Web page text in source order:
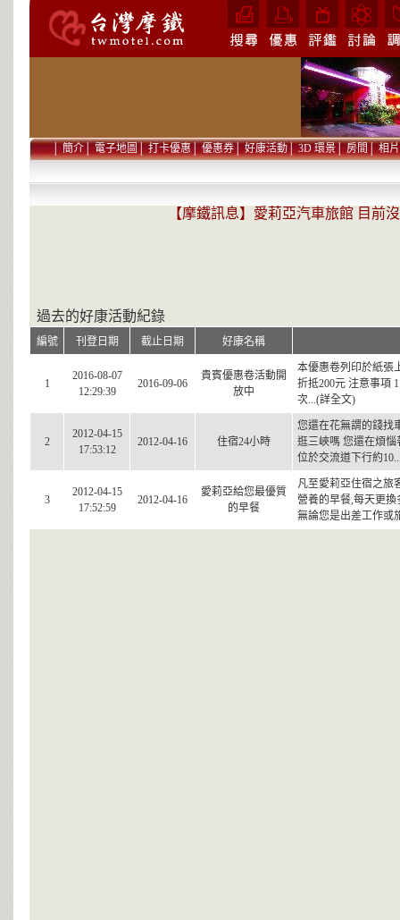
│簡介│電子地圖│打卡優惠│優惠券│好康活動│3D 環景│房間│相片
【摩鐵訊息】愛莉亞汽車旅館 目前
過去的好康活動紀錄
編號 刊登日期 截止日期 好康名稱
1
2016-08-07
12:29:39
2016-09-06
貴賓優惠卷活動開
放中
本優惠卷列印於紙張
折抵200元 注意事項
次...(詳全文)
2
2012-04-15
17:53:12
2012-04-16 住宿24小時
您還在花無謂的錢找
逛三峽嗎 您還在煩
位於交流道下行約
3
2012-04-15
17:52:59
2012-04-16
愛莉亞給您最優質
的早餐
凡至愛莉亞住宿之旅
營養的早餐,每天更
無論您是出差工作或